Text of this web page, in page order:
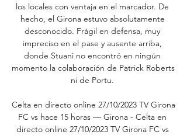
los locales con ventaja en el marcador. De
hecho, el Girona estuvo absolutamente
desconocido. Frágil en defensa, muy
impreciso en el pase y ausente arriba,
donde Stuani no encontró en ningún
momento la colaboración de Patrick Roberts
ni de Portu.
Celta en directo online 27/10/2023 TV Girona
FC vs hace 15 horas — Girona - Celta en
directo online 27/10/2023 TV Girona FC vs